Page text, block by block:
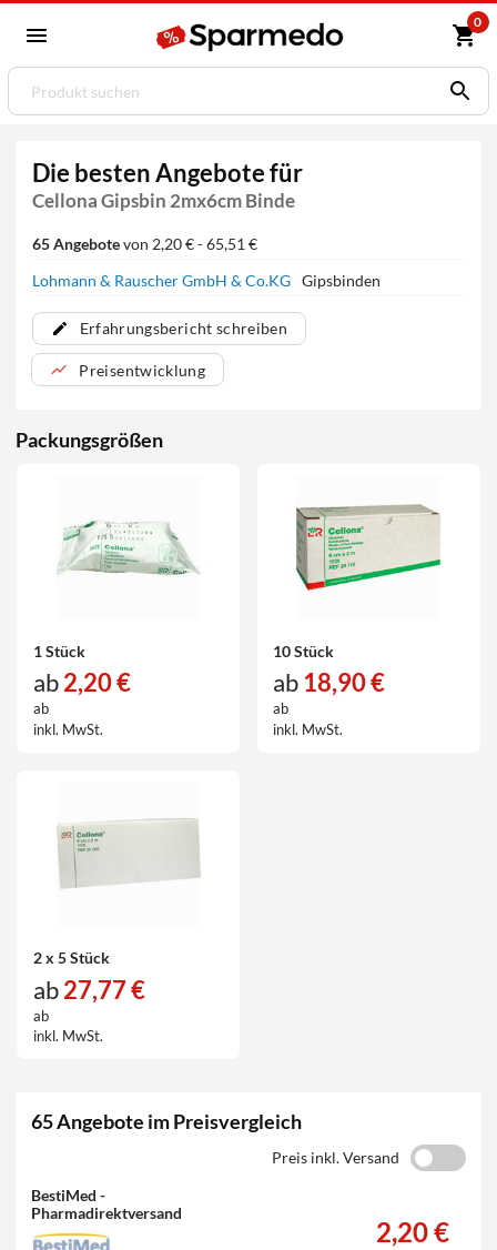
0
Die besten Angebote für
Cellona Gipsbin 2mx6cm Binde
65 Angebotevon 2,20 € - 65,51 €
Lohmann & Rauscher GmbH & Co.KG Gipsbinden
Erfahrungsbericht schreiben
Preisentwicklung
Packungsgrößen
1 Stück
ab2,20 €
ab
inkl. MwSt.
10 Stück
ab 18,90 €
ab
inkl. MwSt.
2 x 5 Stück
ab27,77 €
ab
inkl. MwSt.
65 Angebote im Preisvergleich
Preis inkl. Versand
BestiMed -
Pharmadirektversand
2,20 €